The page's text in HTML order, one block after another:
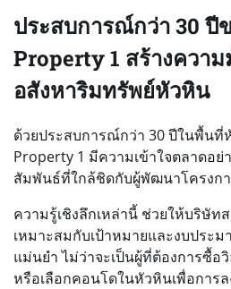
ประสบการณ์กว่า 30 ปี
Property 1 สร้างควา
อสังหาริมทรัพย์หัวหิน
ด้วยประสบการณ์กว่า 30 ปีในพื้นที่
Property 1 มีความเข้าใจตลาดอย่
สัมพันธ์ที่ใกล้ชิดกับผู้พัฒนาโครงก
ความรู้เชิงลึกเหล่านี้ ช่วยให้บริษัท
เหมาะสมกับเป้าหมายและงบประ
แม่นยำ ไม่ว่าจะเป็นผู้ที่ต้องการซื้อ
หรือเลือกคอนโดในหัวหินเพื่อการ